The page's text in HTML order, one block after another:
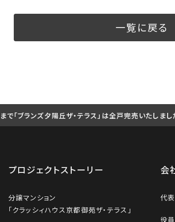
一覧に戻る
で「ブランズ夕陽丘ザ・テラス」は全戸完売いたしまし
プロジェクトストーリー
分譲マンション
「クラッシィハウス京都御苑ザ・テラス」
会
代
役